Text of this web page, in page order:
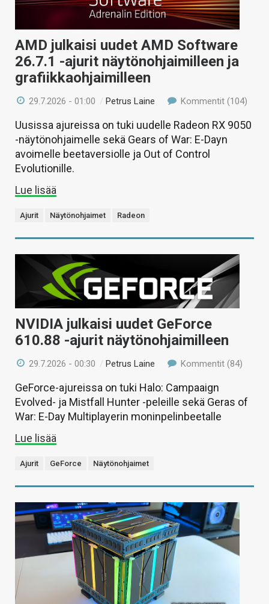
AMD julkaisi uudet AMD Software
26.7.1 -ajurit näytönohjaimilleen ja
grafiikkaohjaimilleen
29.7.2026 - 01:00 / Petrus Laine Kommentit (104)
Uusissa ajureissa on tuki uudelle Radeon RX 9050
-näytönohjaimelle sekä Gears of War: E-Dayn
avoimelle beetaversiolle ja Out of Control
Evolutionille.
Lue lisää
Ajurit Näytönohjaimet Radeon
NVIDIA julkaisi uudet GeForce
610.88 -ajurit näytönohjaimilleen
29.7.2026 - 00:30 / Petrus Laine Kommentit (84)
GeForce-ajureissa on tuki Halo: Campaaign
Evolved- ja Mistfall Hunter -peleille sekä Geras of
War: E-Day Multiplayerin moninpelinbeetalle
Lue lisää
Ajurit GeForce Näytönohjaimet